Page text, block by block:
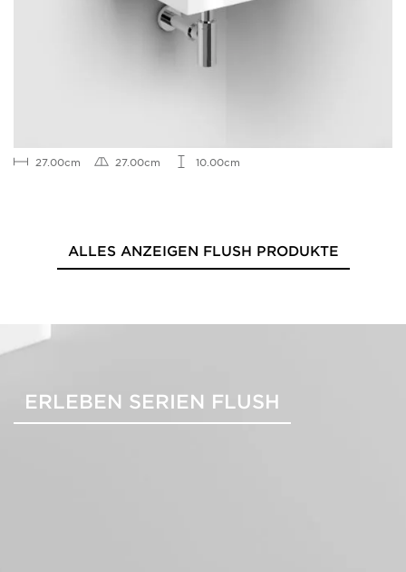
27.00cm 27.00cm 10.00cm
ALLES ANZEIGEN FLUSH PRODUKTE
ERLEBEN SERIEN FLUSH